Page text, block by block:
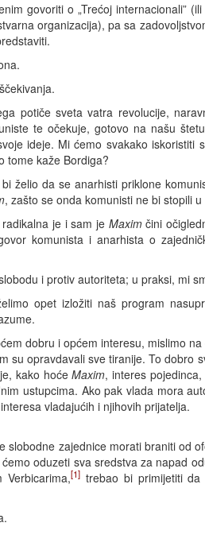
govoriti o „Trećoj internacionali”
organizacija), pa sa
potiče sveta vatra revolucije,
te očekuje, gotovo na našu
ideje. Mi ćemo svakako
tome kaže Bordiga?
želio da se anarhisti priklone
, zašto se onda komunisti ne bi stopili
je i sam je Maximčini
komunista i anarhista o
i protiv autoriteta; u praksi, mi
opet izložiti naš program
dobru i općem interesu, mislimo na
su opravdavali sve tiranije. To dobro
kako hoćeMaxim, interes
ustupcima. Ako pak vlada mora
vladajućih i njihovih prijatelja.
slobodne zajednice morati braniti od
oduzeti sva sredstva za napad
Verbicarima,[1] trebao bi primijetiti